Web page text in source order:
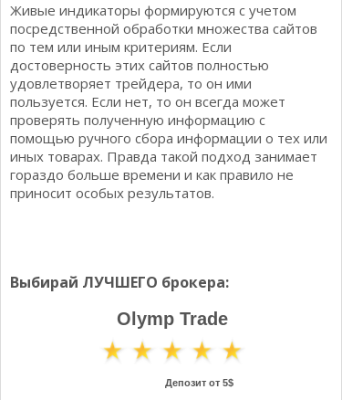
Живые индикаторы формируются с учетом
посредственной обработки множества сайтов
по тем или иным критериям. Если
достоверность этих сайтов полностью
удовлетворяет трейдера, то он ими
пользуется. Если нет, то он всегда может
проверять полученную информацию с
помощью ручного сбора информации о тех или
иных товарах. Правда такой подход занимает
гораздо больше времени и как правило не
приносит особых результатов.
Выбирай ЛУЧШЕГО брокера:
Olymp Trade
Депозит от 5$